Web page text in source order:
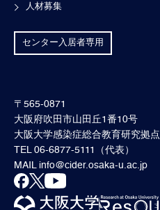
人材募集
センター入居者専用
〒565-0871
大阪府吹田市山田丘1番10号
大阪大学感染症総合教育研究拠点
TEL 06-6877-5111（代表）
MAILinfo@cider.osaka-u.ac.jp